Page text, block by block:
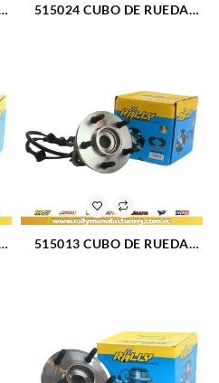
515024 CUBO DE RUEDA
515013 CUBO DE RUEDA